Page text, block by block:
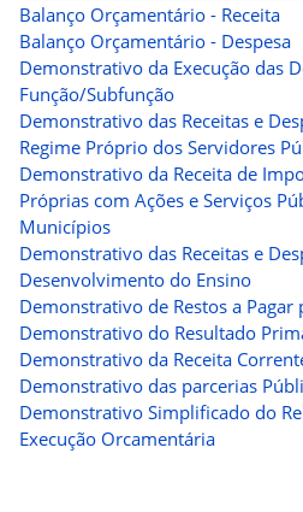
Balanço Orçamentário - Receita
Balanço Orçamentário - Despesa
Demonstrativo da Execução das
Função/Subfunção
Demonstrativo das Receitas e
Regime Próprio dos Servidores
Demonstrativo da Receita de
Próprias com Ações e Serviços
Municípios
Demonstrativo das Receitas e
Desenvolvimento do Ensino
Demonstrativo de Restos a Pagar
Demonstrativo do Resultado
Demonstrativo da Receita
Demonstrativo das parcerias
Demonstrativo Simplificado do
Execução Orcamentária